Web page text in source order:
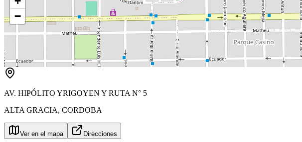
−
AV. HIPÓLITO YRIGOYEN Y RUTA N° 5
ALTA GRACIA, CORDOBA
Ver en el mapa Direcciones